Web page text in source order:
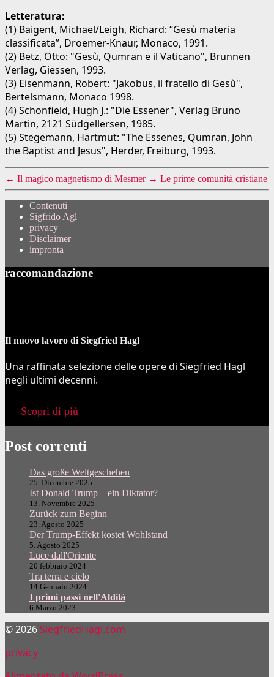
Letteratura:
(1) Baigent, Michael/Leigh, Richard: “Gesù materia
classificata”, Droemer-Knaur, Monaco, 1991.
(2) Betz, Otto: "Gesù, Qumran e il Vaticano", Brunnen
Verlag, Giessen, 1993.
(3) Eisenmann, Robert: "Jakobus, il fratello di Gesù",
Bertelsmann, Monaco 1998.
(4) Schonfield, Hugh J.: "Die Essener", Verlag Bruno
Martin, 2121 Südgellersen, 1985.
(5) Stegemann, Hartmut: "The Essenes, Qumran, John
the Baptist and Jesus", Herder, Freiburg, 1993.
← Il magico magnetismo di Mesmer → Le prime comunità cristiane
Contenuti
Sigfrido Agl
privacy
Disclaimer
impronta
raccomandazione
Il nuovo lavoro di Siegfried Hagl
Una raffinata selezione delle opere di Siegfried Hagl
negli ultimi decenni.
Scopri di più
Post correnti
Das große Weltgeschehen
25. Dicembre 2025
Ist Donald Trump – ein Diktator?
13. Novembre 2025
Zurück zum Beginn
23. Agosto 2025
Der Trump-Effekt kostet Wohlstand
5. Agosto 2025
Luce dall'Oriente
20 febbraio 2024
Tra terra e cielo
14 Gennaio 2024
I primi passi nell'Aldilà
6 Marzo 2023
© 2026 SiegfriedHagl.com
privacy